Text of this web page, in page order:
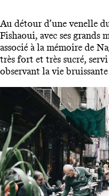
Au détour d’une venelle
Fishaoui, avec ses grands
associé à la mémoire de
très fort et très sucré,
observant la vie